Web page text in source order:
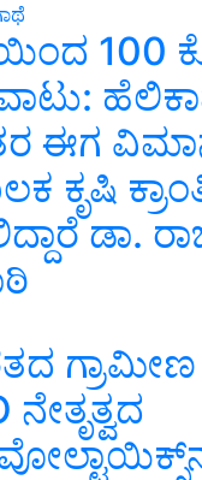
100
ಈಗ
ಕೃಷಿ
ಡಾ.
ನೇತೃತ್ವದ